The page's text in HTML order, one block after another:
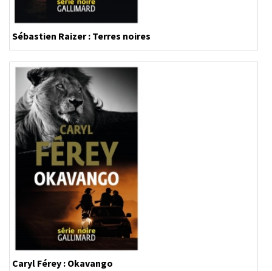
Sébastien Raizer : Terres noires
Caryl Férey : Okavango